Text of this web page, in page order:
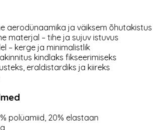
aerodünaamika ja väiksem õhutakistus
materjal – tihe ja sujuv istuvus
– kerge ja minimalistlik
kindlaks fikseerimiseks
eraldistardiks ja kiireks
polüamiid, 20% elastaan